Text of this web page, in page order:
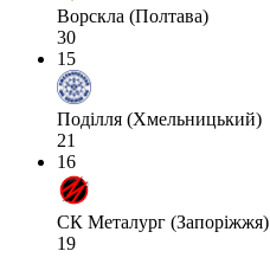
Ворскла (Полтава)
30
15
Поділля (Хмельницький)
21
16
СК Металург (Запоріжжя)
19